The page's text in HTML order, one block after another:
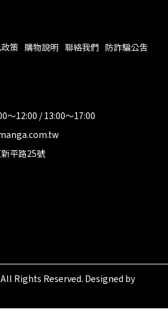
策 購物說明 聯絡我們 防詐騙公告
～12:00 / 13:00～17:00
平路25號
All Rights Reserved. Designed by